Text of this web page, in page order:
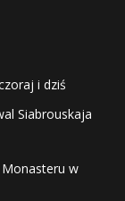
i dziś
Siabrouskaja
w